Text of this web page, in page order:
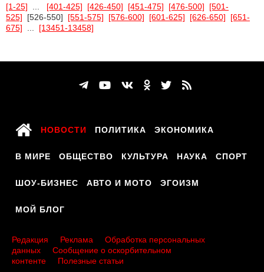
[1-25] [401-425] [426-450] [451-475] [476-500]
[501-
525] [526-550] [551-575] [576-600] [601-625] [626-650]
[651-
675]
[13451-13458]
НОВОСТИ ПОЛИТИКА ЭКОНОМИКА
В МИРЕ ОБЩЕСТВО КУЛЬТУРА НАУКА СПОРТ
ШОУ-БИЗНЕС АВТО И МОТО ЭГОИЗМ
МОЙ БЛОГ
Редакция Реклама
Обработка персональных
данных
Сообщение о оскорбительном
контенте
Полезные статьи